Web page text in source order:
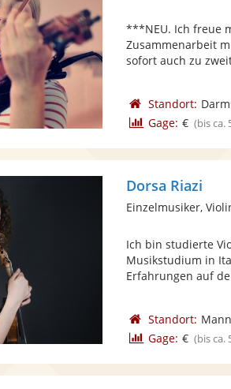
***NEU. Ich freue
Zusammenarbeit
sofort auch zu
Standort:
Gage: € (bis ca.
Dorsa Riazi
Einzelmusiker,
Ich bin studierte
Musikstudium in
Erfahrungen auf
Standort:
Gage: € (bis ca.